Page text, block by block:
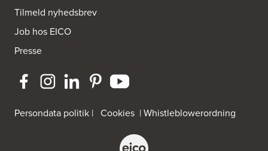
Tilmeld nyhedsbrev
Job hos EICO
Presse
Persondata politik | Cookies |Whistleblowerordning